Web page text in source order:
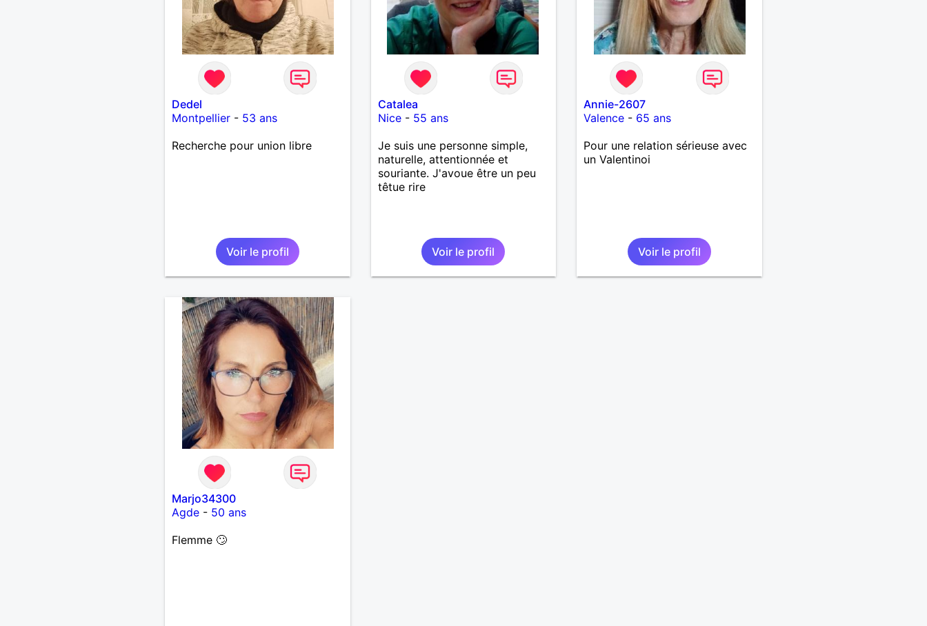
Dedel
Montpellier- 53 ans
Recherche pour union libre
Voir le profil
Catalea
Nice- 55 ans
Je suis une personne simple,
naturelle, attentionnée et
souriante. J'avoue être un peu
têtue rire
Voir le profil
Annie-2607
Valence - 65 ans
Pour une relation sérieuse avec
un Valentinoi
Voir le profil
Marjo34300
Agde- 50 ans
Flemme 🙄